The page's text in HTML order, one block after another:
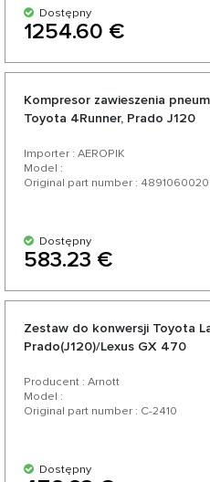
Dostępny
1254.60 €
Kompresor zawieszenia
Toyota 4Runner, Prado J120
Importer : AEROPIK
Model :
Original part number : 4891060020
Dostępny
583.23 €
Zestaw do konwersji Toyota
Prado(J120)/Lexus GX 470
Producent : Arnott
Model :
Original part number : C-2410
Dostępny